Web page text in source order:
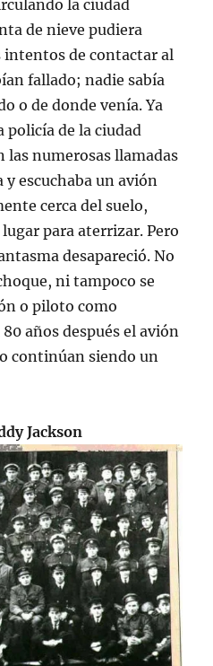
la ciudad
de nieve pudiera
intentos de contactar al
fallado; nadie sabía
o de donde venía. Ya
policía de la ciudad
las numerosas llamadas
y escuchaba un avión
cerca del suelo,
para aterrizar. Pero
desapareció. No
ni tampoco se
o piloto como
años después el avión
continúan siendo un
Jackson